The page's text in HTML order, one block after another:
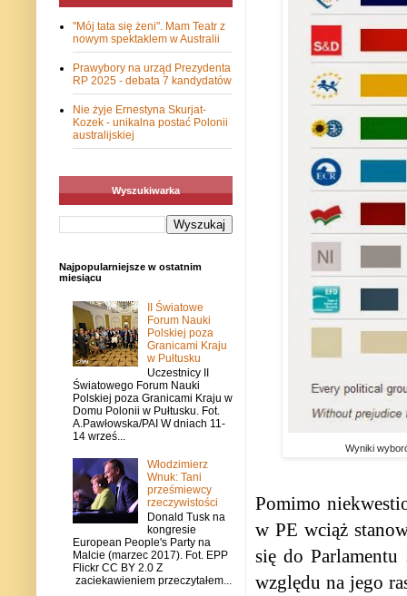
Wyniki
Pomimo
w PE wciąż
się do
względu na jego
"Mój tata się żeni". Mam Teatr z
nowym spektaklem w Australii
Prawybory na urząd Prezydenta
RP 2025 - debata 7 kandydatów
Nie żyje Ernestyna Skurjat-
Kozek - unikalna postać Polonii
australijskiej
Wyszukiwarka
Najpopularniejsze w ostatnim
miesiącu
II Światowe
Forum Nauki
Polskiej poza
Granicami Kraju
w Pułtusku
Uczestnicy II
Światowego Forum Nauki
Polskiej poza Granicami Kraju w
Domu Polonii w Pułtusku. Fot.
A.Pawłowska/PAI W dniach 11-
14 wrześ...
Włodzimierz
Wnuk: Tani
prześmiewcy
rzeczywistości
Donald Tusk na
kongresie
European People's Party na
Malcie (marzec 2017). Fot. EPP
Flickr CC BY 2.0 Z
zaciekawieniem przeczytałem...